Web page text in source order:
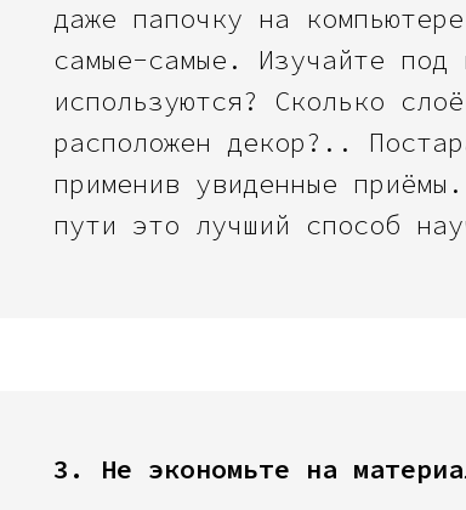
даже папочку на
самые-самые. Изучайте под
используются? Сколько
расположен декор?..
применив увиденные
пути это лучший способ
3. Не экономьте на